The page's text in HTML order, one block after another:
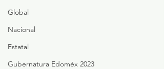
Global
Nacional
Estatal
Gubernatura Edoméx 2023